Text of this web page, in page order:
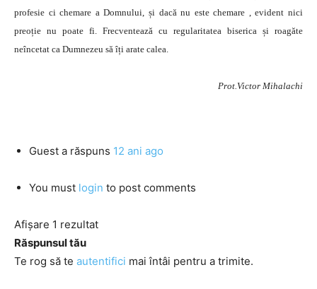
profesie ci chemare a Domnului, și dacă nu este chemare , evident nici
preoție nu poate fi. Frecventează cu regularitatea biserica și roagăte
neîncetat ca Dumnezeu să îți arate calea.
Prot.Victor Mihalachi
Guest a răspuns 12 ani ago
You must login to post comments
Afișare 1 rezultat
Răspunsul tău
Te rog să te autentifici mai întâi pentru a trimite.